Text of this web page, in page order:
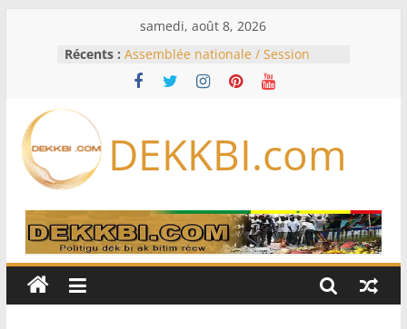
samedi, août 8, 2026
Récents : Assemblée nationale / Session
extraordinaire: Six commissions
d’enquête à l’ordre du jour ce lundi
Bénin: Patrice Talon élu président
du Sénat, moins de trois mois
Pakistan et la Turquie signent un
accord de défense
RD Congo: Kinshasa interdit les
exportations de cuivre et de cobalt
production
DEKKBI.com